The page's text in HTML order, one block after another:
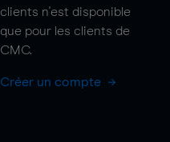
clients n'est disponible
que pour les clients de
CMC.
Créer un compte